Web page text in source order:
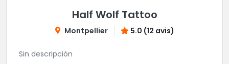
Half Wolf Tattoo
Montpellier 5.0 (12 avis)
Sin descripción